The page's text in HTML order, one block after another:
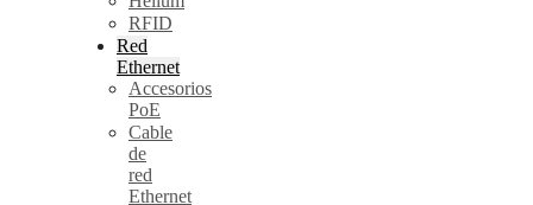
RFID
Red
Ethernet
Accesorios
PoE
Cable
de
red
Ethernet